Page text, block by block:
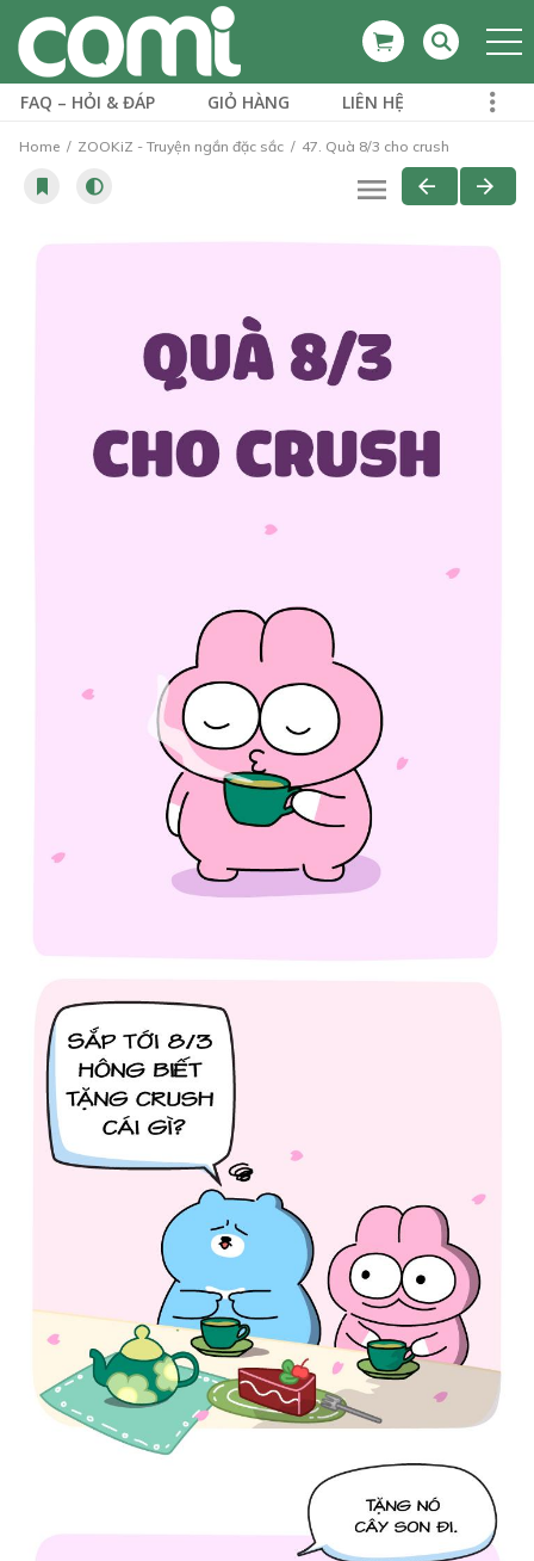
FAQ – HỎI & ĐÁP GIỎ HÀNG LIÊN HỆ
Home ZOOKiZ - Truyện ngắn đặc sắc 47. Quà 8/3 cho crush